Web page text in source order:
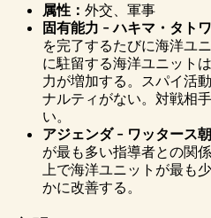
属性： 外交、軍事
固有能力 – ハキマ・タト
を完了するたびに海洋ユ
に駐留する海洋ユニット
力が増加する。スパイ活
ナルティがない。対戦相
い。
アジェンダ – ワッタース朝
が最も多い指導者との関
上で海洋ユニットが最も
かに改善する。